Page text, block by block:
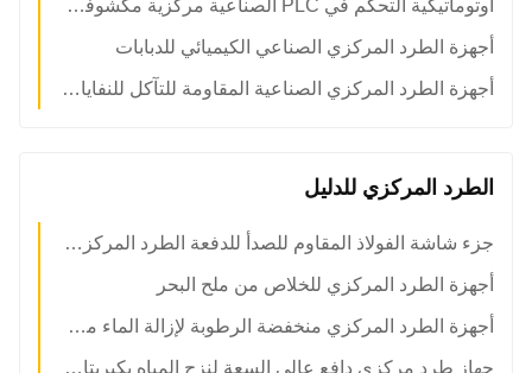
أوتوماتيكية التحكم في PLC الصناعية مركزية مكشوفة لخطوط إزالة المياه من الوحل
أجهزة الطرد المركزي الصناعي الكيميائي للدبابات
أجهزة الطرد المركزي الصناعية المقاومة للتآكل للنفايات الخطرة
الطرد المركزي للدليل
جزء شاشة الفولاذ المقاوم للصدأ للدفعة الطرد المركزي Ferrum
أجهزة الطرد المركزي للخلاص من ملح البحر
أجهزة الطرد المركزي منخفضة الرطوبة لإزالة الماء من الملح
جهاز طرد مركزي دافع عالي السعة لنزح المياه بكبريتات الصوديوم